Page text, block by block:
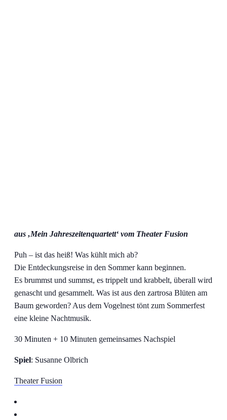
aus ‚Mein Jahreszeitenquartett‘ vom Theater Fusion
Puh – ist das heiß! Was kühlt mich ab?
Die Entdeckungsreise in den Sommer kann beginnen.
Es brummst und summst, es trippelt und krabbelt, überall wird
genascht und gesammelt. Was ist aus den zartrosa Blüten am
Baum geworden? Aus dem Vogelnest tönt zum Sommerfest
eine kleine Nachtmusik.
30 Minuten + 10 Minuten gemeinsames Nachspiel
Spiel: Susanne Olbrich
Theater Fusion